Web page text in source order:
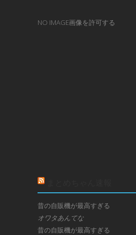
NO IMAGE画像を許可する
昔の自販機が最高すぎる
オワタあんてな
昔の自販機が最高すぎる